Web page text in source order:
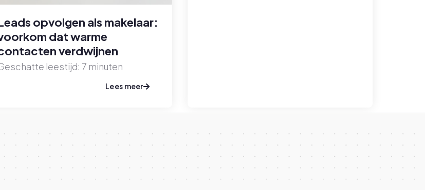
opvolgen als makelaar:
dat warme
verdwijnen
leestijd: 7 minuten
Lees meer